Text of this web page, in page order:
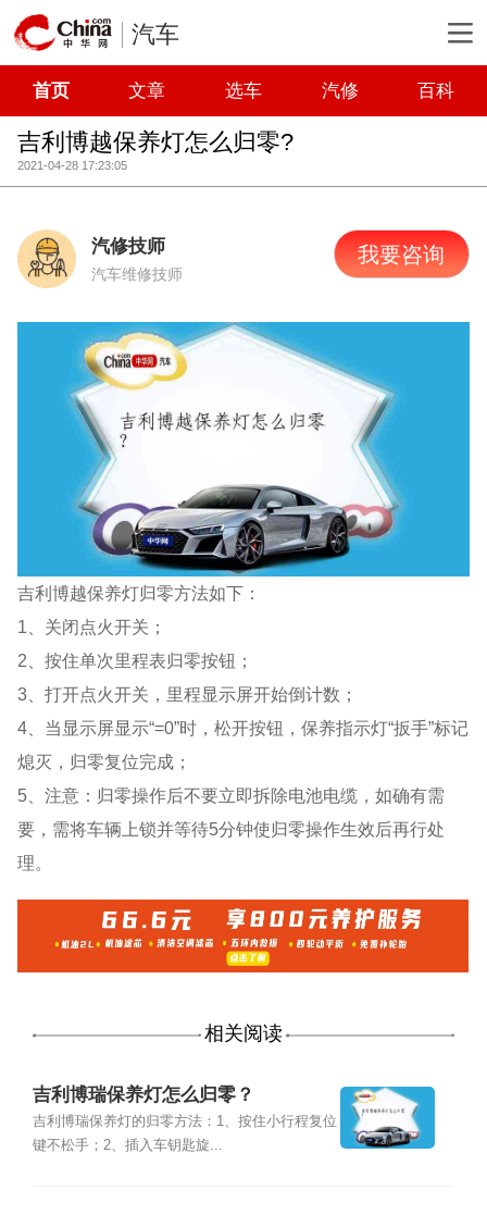
汽车
首页 文章 选车 汽修 百科
吉利博越保养灯怎么归零?
2021-04-28 17:23:05
汽修技师
汽车维修技师
我要咨询
吉利博越保养灯归零方法如下：
1、关闭点火开关；
2、按住单次里程表归零按钮；
3、打开点火开关，里程显示屏开始倒计数；
4、当显示屏显示“=0”时，松开按钮，保养指示灯“扳手”标记
熄灭，归零复位完成；
5、注意：归零操作后不要立即拆除电池电缆，如确有需
要，需将车辆上锁并等待5分钟使归零操作生效后再行处
理。
相关阅读
吉利博瑞保养灯怎么归零？
吉利博瑞保养灯的归零方法：1、按住小行程复位
键不松手；2、插入车钥匙旋...